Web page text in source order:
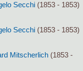
Secchi (1853 - 1853)
Secchi (1853 - 1853)
Mitscherlich (1853 -